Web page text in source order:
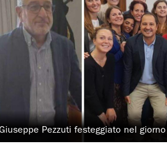
Pezzuti festeggiato nel